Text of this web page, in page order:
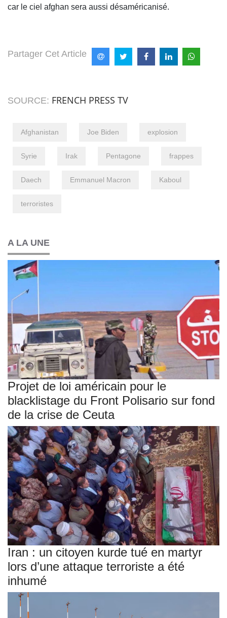
car le ciel afghan sera aussi désaméricanisé.
Partager Cet Article
SOURCE: FRENCH PRESS TV
Afghanistan Joe Biden explosion
Syrie Irak Pentagone frappes
Daech Emmanuel Macron Kaboul
terroristes
A LA UNE
Projet de loi américain pour le
blacklistage du Front Polisario sur fond
de la crise de Ceuta
Iran : un citoyen kurde tué en martyr
lors d’une attaque terroriste a été
inhumé